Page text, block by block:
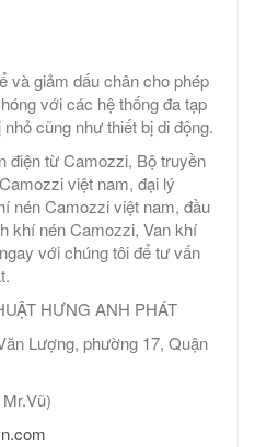
và giảm dấu chân cho phép
với các hệ thống đa tạp
cũng như thiết bị di động.
điện từ Camozzi, Bộ truyền
việt nam, đại lý
nén Camozzi việt nam, đầu
khí nén Camozzi, Van khí
với chúng tôi để tư vấn
HƯNG ANH PHÁT
Lượng, phường 17, Quận